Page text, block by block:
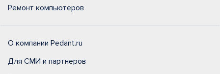
Ремонт компьютеров
О компании Pedant.ru
Для СМИ и партнеров